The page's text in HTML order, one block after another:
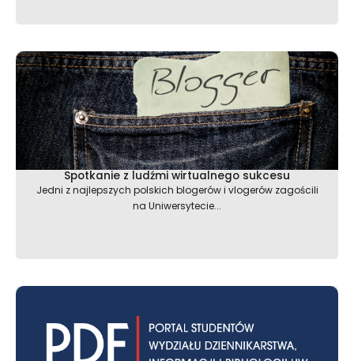
Spotkanie z ludźmi wirtualnego sukcesu
Jedni z najlepszych polskich blogerów i vlogerów zagościli
na Uniwersytecie...